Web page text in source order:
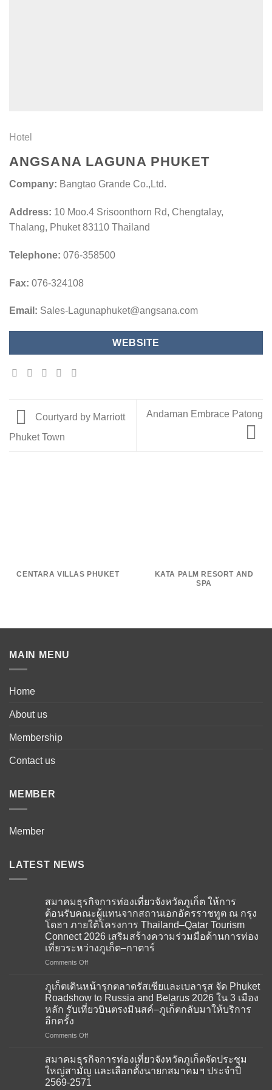
Hotel
ANGSANA LAGUNA PHUKET
Company: Bangtao Grande Co.,Ltd.
Address: 10 Moo.4 Srisoonthorn Rd, Chengtalay,
Thalang, Phuket 83110 Thailand
Telephone: 076-358500
Fax: 076-324108
Email: Sales-Lagunaphuket@angsana.com
WEBSITE
Courtyard by Marriott
Phuket Town
Andaman Embrace Patong
CENTARA VILLAS PHUKET
KATA PALM RESORT AND
SPA
MAIN MENU
Home
About us
Membership
Contact us
MEMBER
Member
LATEST NEWS
สมาคมธุรกิจการท่องเที่ยวจังหวัดภูเก็ต ให้การ
ต้อนรับคณะผู้แทนจากสถานเอกอัครราชทูต ณ กรุง
โดฮา ภายใต้โครงการ Thailand–Qatar Tourism
Connect 2026 เสริมสร้างความร่วมมือด้านการท่อง
เที่ยวระหว่างภูเก็ต–กาตาร์
Comments Offon
ธุรกิจ
ท่อง
เที่ยว
ภูเก็ต
ต้อนรับ
คณะ
ผู้
แทน
ภูเก็ตเดินหน้ารุกตลาดรัสเซียและเบลารุส จัด Phuket
Roadshow to Russia and Belarus 2026 ใน 3 เมือง
หลัก รับเที่ยวบินตรงมินสค์–ภูเก็ตกลับมาให้บริการ
อีกครั้ง
Comments Offon
เดิน
รุก
ตลาด
สมาคมธุรกิจการท่องเที่ยวจังหวัดภูเก็ตจัดประชุม
ใหญ่สามัญ และเลือกตั้งนายกสมาคมฯ ประจำปี
2569-2571